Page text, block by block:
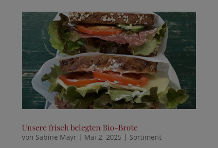
Unsere frisch belegten Bio-Brote
von Sabine Mayr| Mai 2, 2025 | Sortiment